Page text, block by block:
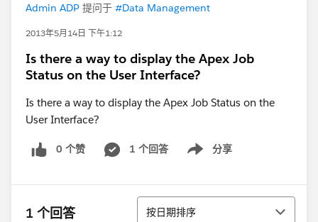
Admin ADP 提问于 #Data Management
2013年5月14日 下午1:12
Is there a way to display the Apex Job
Status on the User Interface?
Is there a way to display the Apex Job Status on the
User Interface?
0 个赞 1 个回答 分享
Show menu
1 个回答 排序
按日期排序